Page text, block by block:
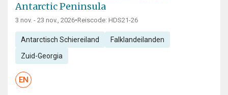
Antarctic Peninsula
3 nov. - 23 nov., 2026•Reiscode: HDS21-26
Antarctisch Schiereiland Falklandeilanden
Zuid-Georgia
EN